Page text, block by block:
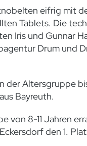
eifrig mit
Tablets. Die
Iris und Gunnar
Drum und
der Altersgruppe
Bayreuth.
von 8-11 Jahren
den 1.